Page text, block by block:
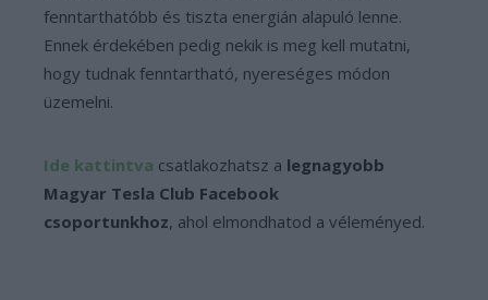
fenntarthatóbb és tiszta energián alapuló lenne.
Ennek érdekében pedig nekik is meg kell mutatni,
hogy tudnak fenntartható, nyereséges módon
üzemelni.
Ide kattintva csatlakozhatsz a legnagyobb
Magyar Tesla Club Facebook
csoportunkhoz, ahol elmondhatod a véleményed.